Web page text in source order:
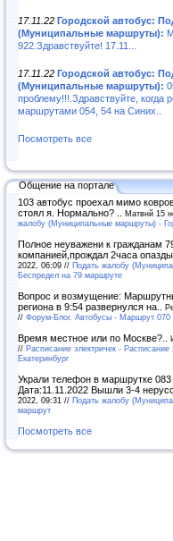
17.11.22 Городской автобус:
(Муниципальные маршруты):
922.Здравствуйте! 17.11...
17.11.22 Городской автобус:
(Муниципальные маршруты):
проблему!!!.Здравствуйте, когда
маршрутами 054, 54 на Синих..
Посмотреть все
Общение на портале
103 автобус проехал мимо
стоял я. Нормально? .. Матвнй 15
жалобу (Муниципальные маршруты) -
Полное неуважени к гражданам
компанией,прождал 2часа
2022, 06:09 // Подать жалобу
Беспредел на 79 маршруте
Вопрос и возмущение:
региона в 9:54 развернулся на..
// Форум-Блог. Автобусы - Маршрут 070
Время местное или по Москве?..
// Расписание электричек -
Екатеринбург
Украли телефон в маршрутке 083
Дата:11.11.2022 Вышли 3-4
2022, 09:31 // Подать жалобу
маршрут
Посмотреть все